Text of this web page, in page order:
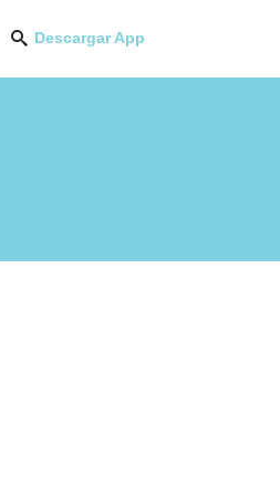
Descargar App